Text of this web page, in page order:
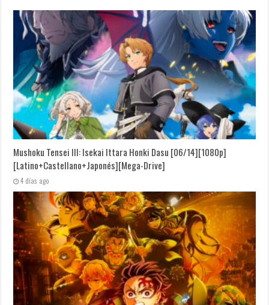
Mushoku Tensei III: Isekai Ittara Honki Dasu [06/14][1080p]
[Latino+Castellano+Japonés][Mega-Drive]
4 días ago